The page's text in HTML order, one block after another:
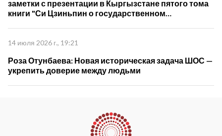
заметки с презентации в Кыргызстане пятого тома
книги "Си Цзиньпин о государственном
14 июля 2026 г., 19:21
Роза Отунбаева: Новая историческая задача ШОС —
укрепить доверие между людьми